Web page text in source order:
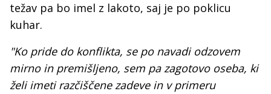
težav pa bo imel z lakoto, saj je po poklicu
kuhar.
"Ko pride do konflikta, se po navadi odzovem
mirno in premišljeno, sem pa zagotovo oseba, ki
želi imeti razčiščene zadeve in v primeru